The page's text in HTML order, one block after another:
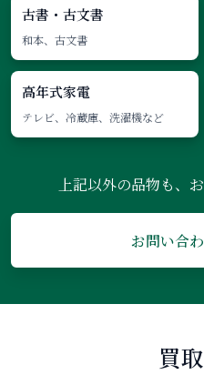
古書・古文書
和本、古文書
高年式家電
テレビ、冷蔵庫、洗濯機など
上記以外の品物も、
お問い合
買